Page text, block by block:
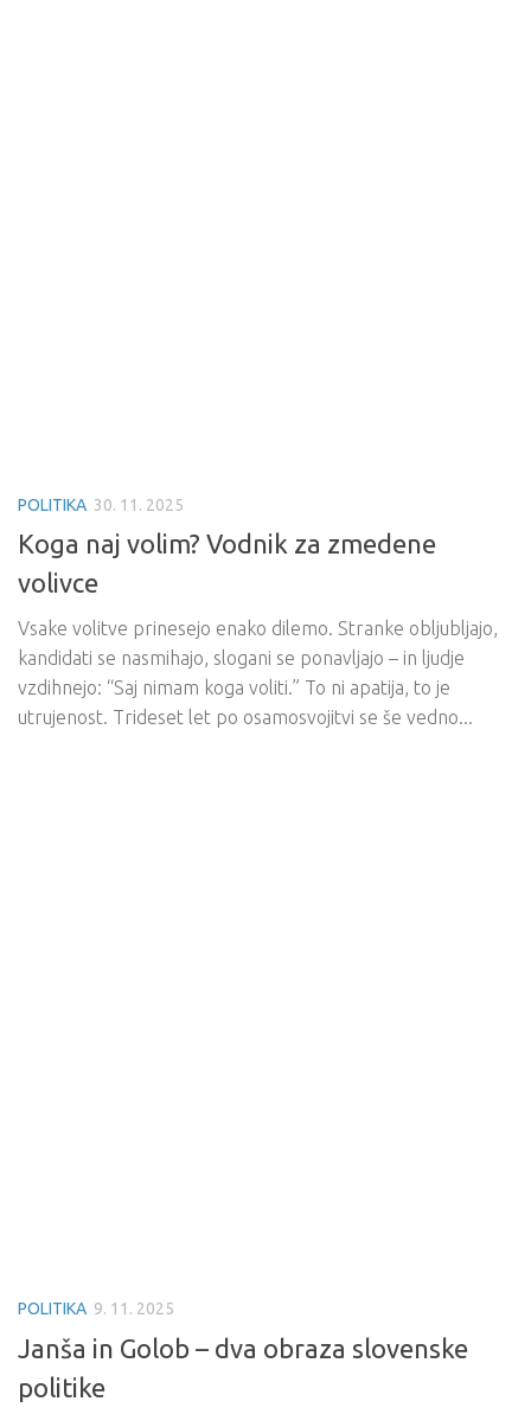
POLITIKA 30. 11. 2025
Koga naj volim? Vodnik za zmedene
volivce
Vsake volitve prinesejo enako dilemo. Stranke obljubljajo,
kandidati se nasmihajo, slogani se ponavljajo – in ljudje
vzdihnejo: “Saj nimam koga voliti.” To ni apatija, to je
utrujenost. Trideset let po osamosvojitvi se še vedno...
POLITIKA 9. 11. 2025
Janša in Golob – dva obraza slovenske
politike